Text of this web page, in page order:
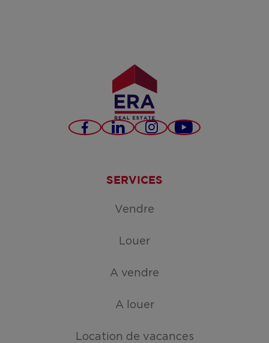
Facebook
LinkedInInstagramYouTube
SERVICES
Vendre
Louer
A vendre
A louer
Location de vacances